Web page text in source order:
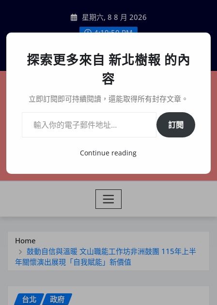
content
星期六, 8 8 月 2026
4:19:52 PM
聯絡我們
新北樹報
在地、記憶、連結、創生
Home
鼓動自信與溫暖 文山職能工作坊非洲鼓團 115年上半
年關懷演出展現「自我賦能」新價值
台北 政府
探索更多來自 新北樹報 的內
容
立即訂閱即可持續閱讀，還能取得所有封存文章。
訂閱
Continue reading